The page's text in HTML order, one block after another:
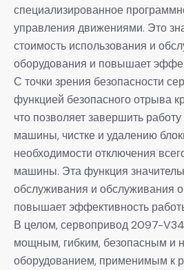
специализированное
управления движениями. Это
стоимость использования и
оборудования и повышает
С точки зрения безопасности
функцией безопасного отрыва
что позволяет завершить
машины, чистке и удалению
необходимости отключения
машины. Эта функция
обслуживания и обслуживания
повышает эффективность
В целом, сервопривод 2097-
мощным, гибким, безопасным и
оборудованием, применимым к